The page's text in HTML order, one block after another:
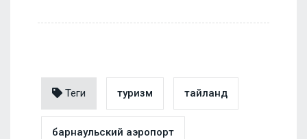
Теги туризм тайланд
барнаульский аэропорт